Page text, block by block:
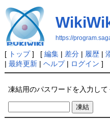
https://
[ トップ] [ 編集| 差分| 履歴|
| 最終更新| ヘルプ| ログイン ]
凍結用のパスワードを入力して